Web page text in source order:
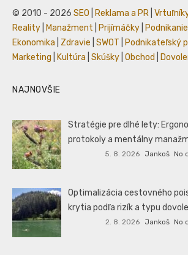
© 2010 - 2026 SEO Reklama a PR
Reality
Manažment Prijímáčky Podnikanie
Ekonomika
Zdravie SWOT Podnikateľský
Marketing
Kultúra Skúšky Obchod
NAJNOVŠIE
Stratégie pre dlhé lety:
protokoly a mentálny
5. 8. 2026 Jankoš No
Optimalizácia cestovného
krytia podľa rizík a typu
2. 8. 2026 Jankoš No